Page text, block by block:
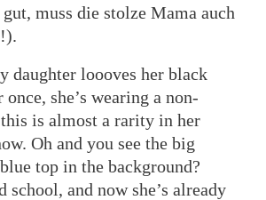
muss die stolze Mama auch
daughter loooves her black
she’s wearing a non-
is almost a rarity in her
Oh and you see the big
top in the background?
and now she’s already